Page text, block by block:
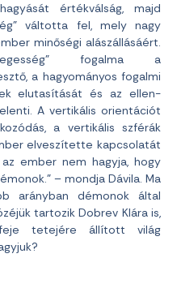
értékválság, majd
váltotta fel, mely nagy
minőségi alászállásáért.
fogalma a
a hagyományos fogalmi
elutasítását és az ellen-
A vertikális orientációt
a vertikális szférák
elveszítette kapcsolatát
ember nem hagyja, hogy
– mondja Dávila. Ma
arányban démonok által
tartozik Dobrev Klára is,
tetejére állított világ